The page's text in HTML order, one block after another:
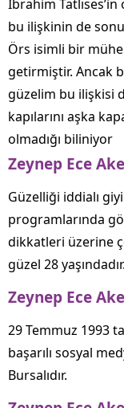
İbrahim
bu ilişkinin de
Örs isimli bir
getirmiştir. Ancak
güzelim bu ilişkisi
kapılarını aşka
olmadığı biliniyor
Zeynep Ece
Güzelliği iddialı
programlarında
dikkatleri üzerine
güzel 28 yaşındadır.
Zeynep Ece
29 Temmuz 1993
başarılı sosyal
Bursalıdır.